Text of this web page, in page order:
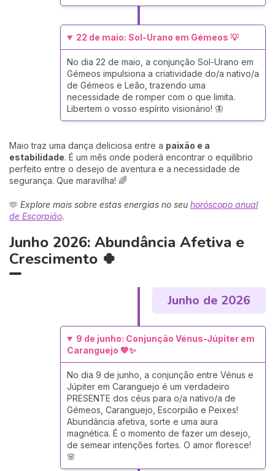
22 de maio: Sol-Urano em Gémeos 💡
No dia 22 de maio, a conjunção Sol-Urano em
Gémeos impulsiona a criatividade do/a nativo/a
de Gémeos e Leão, trazendo uma
necessidade de romper com o que limita.
Libertem o vosso espírito visionário! 🦋
Maio traz uma dança deliciosa entre a paixão e a
estabilidade. É um mês onde poderá encontrar o equilíbrio
perfeito entre o desejo de aventura e a necessidade de
segurança. Que maravilha! 🌈
🫶 Explore mais sobre estas energias no seu horóscopo anual
de Escorpião.
Junho 2026: Abundância Afetiva e
Crescimento 🍀
Junho de 2026
9 de junho: Conjunção Vénus-Júpiter em
Caranguejo 💖✨
No dia 9 de junho, a conjunção entre Vénus e
Júpiter em Caranguejo é um verdadeiro
PRESENTE dos céus para o/a nativo/a de
Gémeos, Caranguejo, Escorpião e Peixes!
Abundância afetiva, sorte e uma aura
magnética. É o momento de fazer um desejo,
de semear intenções fortes. O amor floresce!
🌸